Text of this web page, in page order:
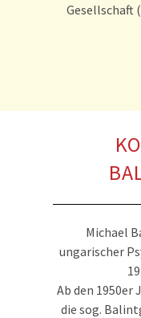
Gesellschaft
Michael
ungarischer
Ab den
die sog.